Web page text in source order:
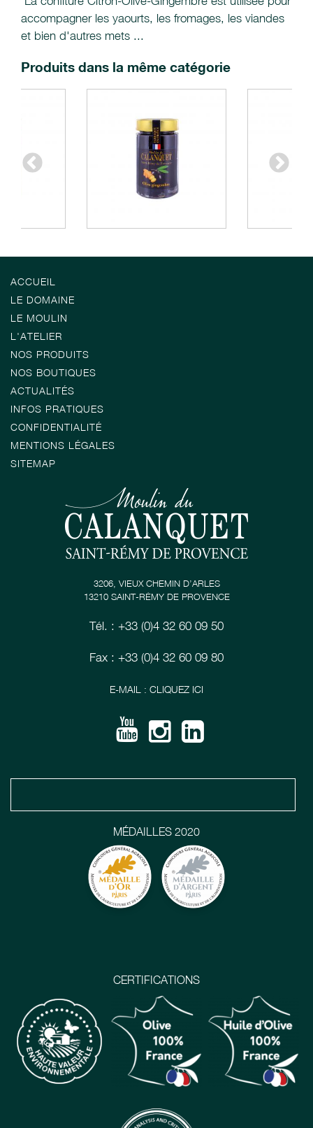
accompagner les yaourts, les fromages, les viandes
et bien d'autres mets ...
Produits dans la même catégorie
ACCUEIL
LE DOMAINE
LE MOULIN
L'ATELIER
NOS PRODUITS
NOS BOUTIQUES
ACTUALITÉS
INFOS PRATIQUES
CONFIDENTIALITÉ
MENTIONS LÉGALES
SITEMAP
CERTIFICATIONS
MÉDAILLES 2020
3206, VIEUX CHEMIN D’ARLES
13210 SAINT-RÉMY DE PROVENCE
Tél. : +33 (0)4 32 60 09 50
Fax : +33 (0)4 32 60 09 80
E-MAIL : CLIQUEZ ICI